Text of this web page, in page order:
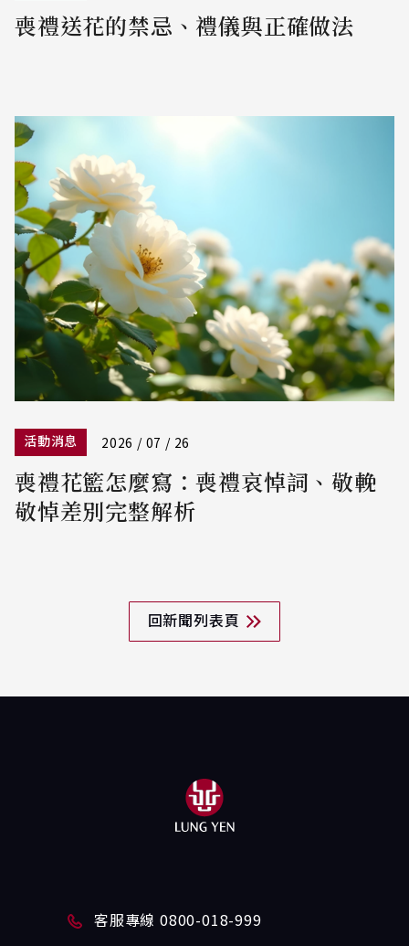
喪禮送花的禁忌、禮儀與正確做法
活動消息 2026 / 07 / 26
喪禮花籃怎麼寫：喪禮哀悼詞、敬輓
敬悼差別完整解析
回新聞列表頁
客服專線 0800-018-999